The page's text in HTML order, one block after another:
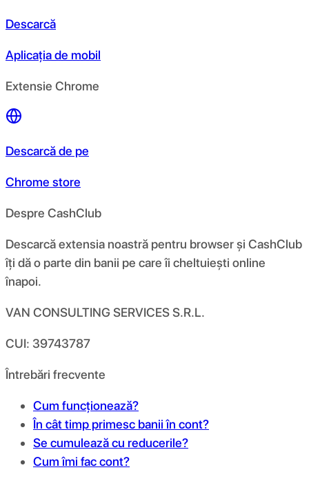
Descarcă
Aplicația de mobil
Extensie Chrome
Descarcă de pe
Chrome store
Despre CashClub
Descarcă extensia noastră pentru browser și CashClub
îți dă o parte din banii pe care îi cheltuiești online
înapoi.
VAN CONSULTING SERVICES S.R.L.
CUI: 39743787
Întrebări frecvente
Cum funcționează?
În cât timp primesc banii în cont?
Se cumulează cu reducerile?
Cum îmi fac cont?